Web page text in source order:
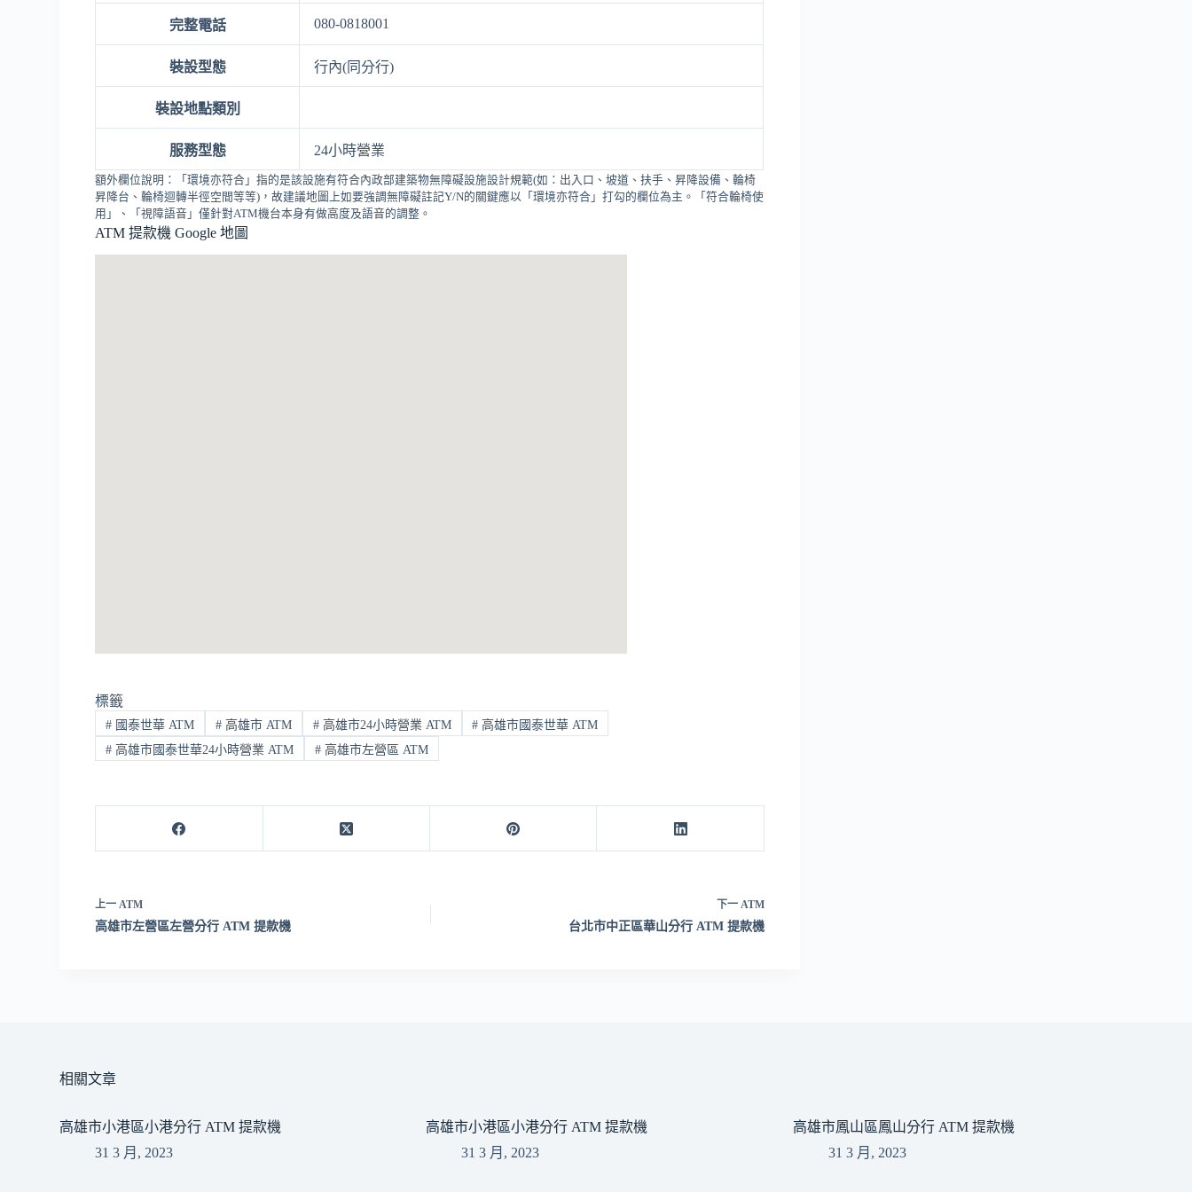
完整電話 080-0818001
裝設型態 行內(同分行)
裝設地點類別
服務型態 24小時營業
額外欄位說明：「環境亦符合」指的是該設施有符合內政部建築物無障礙設施設計規範(如：出入口、坡道、扶手、昇降設備、輪椅
昇降台、輪椅迴轉半徑空間等等)，故建議地圖上如要強調無障礙註記Y/N的關鍵應以「環境亦符合」打勾的欄位為主。「符合輪椅使
用」、「視障語音」僅針對ATM機台本身有做高度及語音的調整。
ATM 提款機 Google 地圖
標籤
# 國泰世華 ATM #高雄市 ATM #高雄市24小時營業 ATM # 高雄市國泰世華 ATM
# 高雄市國泰世華24小時營業 ATM #高雄市左營區 ATM
上一ATM
高雄市左營區左營分行 ATM 提款機
下一 ATM
台北市中正區華山分行 ATM 提款機
相關文章
高雄市小港區小港分行 ATM 提款機
31 3 月, 2023
高雄市小港區小港分行 ATM 提款機
31 3 月, 2023
高雄市鳳山區鳳山分行 ATM 提款機
31 3 月, 2023